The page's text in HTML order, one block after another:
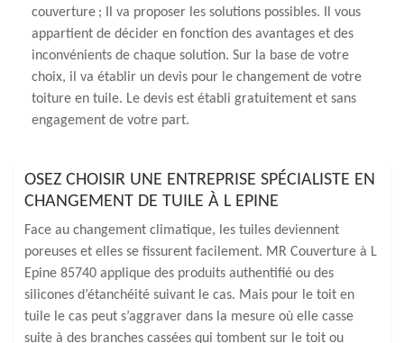
couverture ; Il va proposer les solutions possibles. Il vous
appartient de décider en fonction des avantages et des
inconvénients de chaque solution. Sur la base de votre
choix, il va établir un devis pour le changement de votre
toiture en tuile. Le devis est établi gratuitement et sans
engagement de votre part.
OSEZ CHOISIR UNE ENTREPRISE SPÉCIALISTE EN
CHANGEMENT DE TUILE À L EPINE
Face au changement climatique, les tuiles deviennent
poreuses et elles se fissurent facilement. MR Couverture à L
Epine 85740 applique des produits authentifié ou des
silicones d’étanchéité suivant le cas. Mais pour le toit en
tuile le cas peut s’aggraver dans la mesure où elle casse
suite à des branches cassées qui tombent sur le toit ou